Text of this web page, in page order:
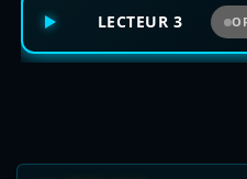
LECTEUR 3